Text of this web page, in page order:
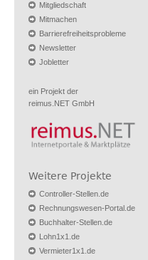
Mitgliedschaft
Mitmachen
Barrierefreiheitsprobleme
Newsletter
Jobletter
ein Projekt der
reimus.NET GmbH
Weitere Projekte
Controller-Stellen.de
Rechnungswesen-Portal.de
Buchhalter-Stellen.de
Lohn1x1.de
Vermieter1x1.de